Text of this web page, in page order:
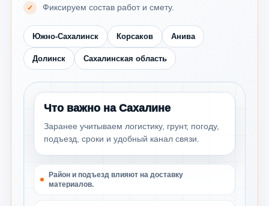
Фиксируем состав работ и смету.
Южно-Сахалинск Корсаков Анива
Долинск Сахалинская область
Что важно на Сахалине
Заранее учитываем логистику, грунт, погоду,
подъезд, сроки и удобный канал связи.
Район и подъезд влияют на доставку
материалов.